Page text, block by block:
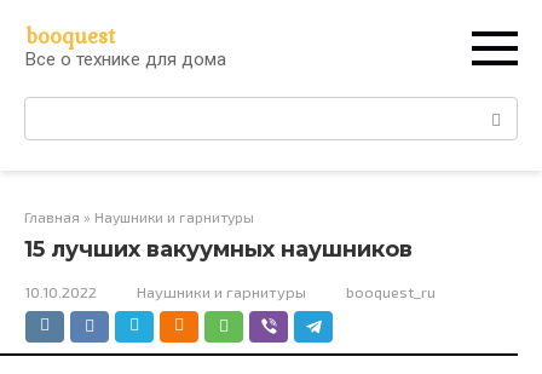
контенту
booquest
Все о технике для дома
Поиск:
Главная » Наушники и гарнитуры
15 лучших вакуумных наушников
10.10.2022 Наушники и гарнитуры booquest_ru